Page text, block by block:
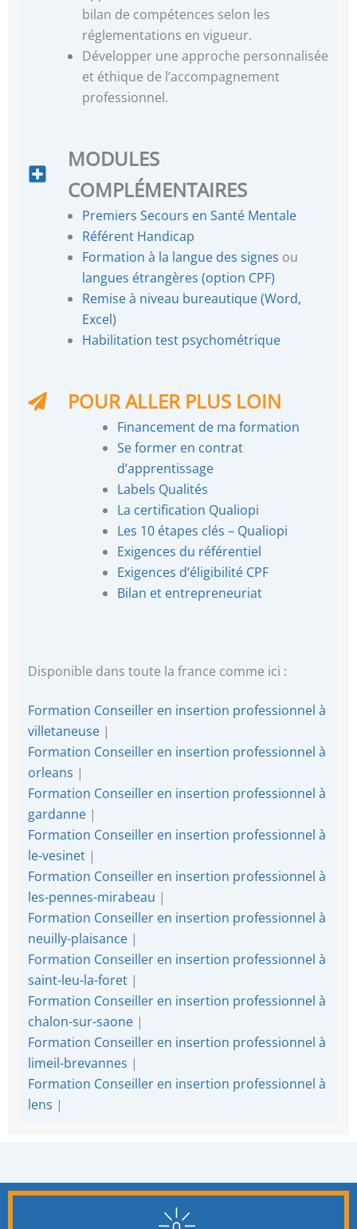
bilan de compétences selon les
réglementations en vigueur.
Développer une approche personnalisée
et éthique de l’accompagnement
professionnel.
MODULES
COMPLÉMENTAIRES
Premiers Secours en Santé Mentale
Référent Handicap
Formation à la langue des signes ou
langues étrangères (option CPF)
Remise à niveau bureautique (Word,
Excel)
Habilitation test psychométrique
POUR ALLER PLUS LOIN
Financement de ma formation
Se former en contrat
d’apprentissage
Labels Qualités
La certification Qualiopi
Les 10 étapes clés – Qualiopi
Exigences du référentiel
Exigences d’éligibilité CPF
Bilan et entrepreneuriat
Disponible dans toute la france comme ici :
Formation Conseiller en insertion professionnel à
villetaneuse |
Formation Conseiller en insertion professionnel à
orleans |
Formation Conseiller en insertion professionnel à
gardanne |
Formation Conseiller en insertion professionnel à
le-vesinet |
Formation Conseiller en insertion professionnel à
les-pennes-mirabeau |
Formation Conseiller en insertion professionnel à
neuilly-plaisance |
Formation Conseiller en insertion professionnel à
saint-leu-la-foret |
Formation Conseiller en insertion professionnel à
chalon-sur-saone |
Formation Conseiller en insertion professionnel à
limeil-brevannes |
Formation Conseiller en insertion professionnel à
lens |